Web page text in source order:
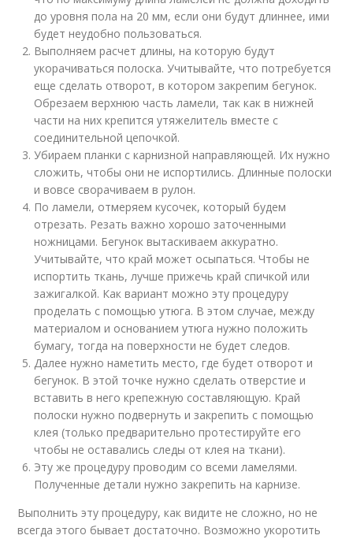
до уровня пола на 20 мм, если они будут длиннее, ими
будет неудобно пользоваться.
Выполняем расчет длины, на которую будут
укорачиваться полоска. Учитывайте, что потребуется
еще сделать отворот, в котором закрепим бегунок.
Обрезаем верхнюю часть ламели, так как в нижней
части на них крепится утяжелитель вместе с
соединительной цепочкой.
Убираем планки с карнизной направляющей. Их нужно
сложить, чтобы они не испортились. Длинные полоски
и вовсе сворачиваем в рулон.
По ламели, отмеряем кусочек, который будем
отрезать. Резать важно хорошо заточенными
ножницами. Бегунок вытаскиваем аккуратно.
Учитывайте, что край может осыпаться. Чтобы не
испортить ткань, лучше прижечь край спичкой или
зажигалкой. Как вариант можно эту процедуру
проделать с помощью утюга. В этом случае, между
материалом и основанием утюга нужно положить
бумагу, тогда на поверхности не будет следов.
Далее нужно наметить место, где будет отворот и
бегунок. В этой точке нужно сделать отверстие и
вставить в него крепежную составляющую. Край
полоски нужно подвернуть и закрепить с помощью
клея (только предварительно протестируйте его
чтобы не оставались следы от клея на ткани).
Эту же процедуру проводим со всеми ламелями.
Полученные детали нужно закрепить на карнизе.
Выполнить эту процедуру, как видите не сложно, но не
всегда этого бывает достаточно. Возможно укоротить